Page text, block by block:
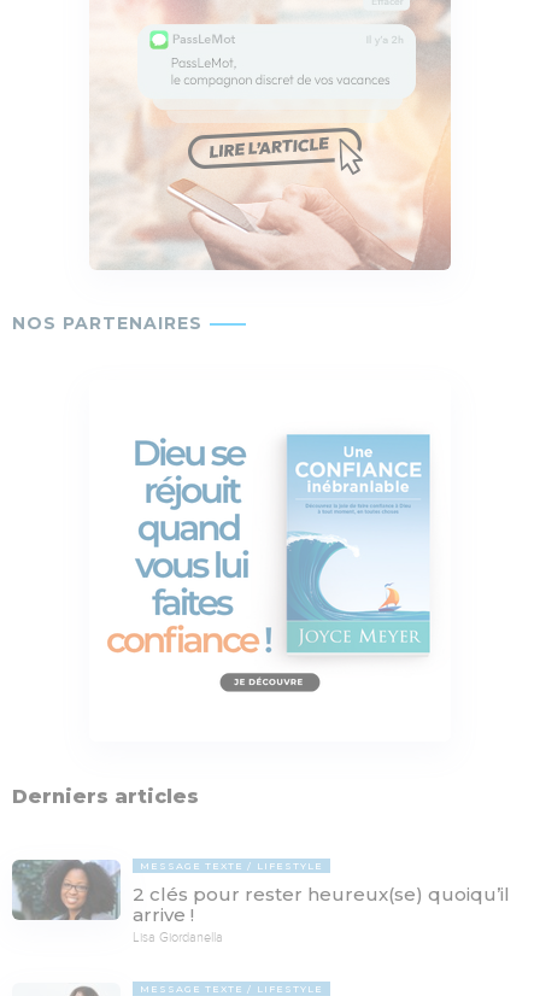
Derniers articles
MESSAGE TEXTE LIFESTYLE
2 clés pour rester heureux(se) quoiqu’il
arrive !
Lisa Giordanella
MESSAGE TEXTE LIFESTYLE